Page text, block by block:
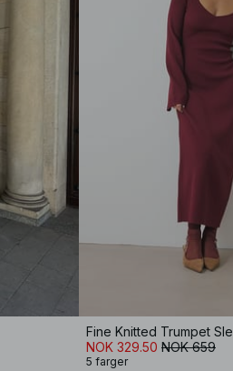
Fine Knitted Trumpet
NOK 329.50 NOK 659
5 farger